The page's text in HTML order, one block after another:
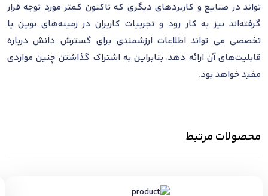
تواند در صنایع و کاربردهای دیگری که تاکنون کمتر مورد توجه قرار
گرفته‌اند نیز به کار رود و تجربیات کاربران در زمینه‌های نوین یا
تخصصی می تواند اطلاعات ارزشمندی برای گسترش دانش درباره
قابلیت‌های آن ارائه دهد، بنابراین به اشتراک گذاشتن چنین مواردی
مفید خواهد بود.
محصولات مرتبط